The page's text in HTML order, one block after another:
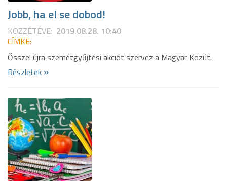
Jobb, ha el se dobod!
KÖZZÉTÉVE: 2019.08.28. 10:40
CÍMKE:
Ősszel újra szemétgyűjtési akciót szervez a Magyar Közút.
Részletek »